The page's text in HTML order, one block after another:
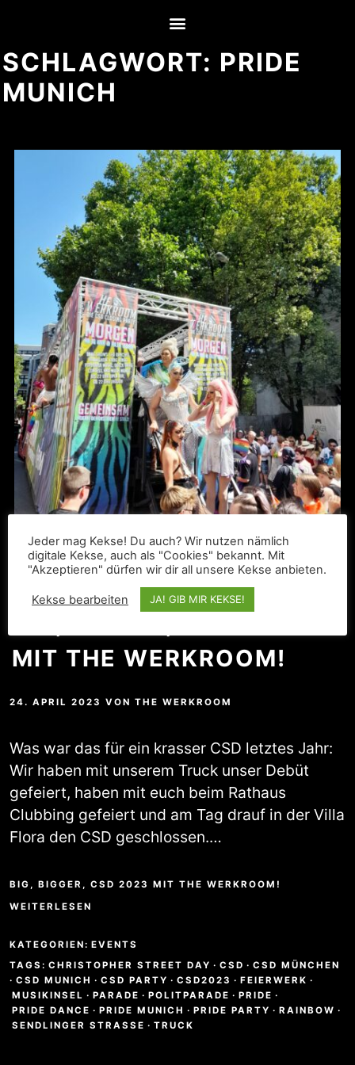
SCHLAGWORT: PRIDE
MUNICH
MIT THE WERKROOM!
24. APRIL 2023 VON THE WERKROOM
Was war das für ein krasser CSD letztes Jahr:
Wir haben mit unserem Truck unser Debüt
gefeiert, haben mit euch beim Rathaus
Clubbing gefeiert und am Tag drauf in der Villa
Flora den CSD geschlossen.…
BIG, BIGGER, CSD 2023 MIT THE WERKROOM!
WEITERLESEN
KATEGORIEN: EVENTS
TAGS: CHRISTOPHER STREET DAY · CSD · CSD MÜNCHEN
· CSD MUNICH · CSD PARTY · CSD2023 · FEIERWERK ·
MUSIKINSEL · PARADE · POLITPARADE · PRIDE ·
PRIDE DANCE · PRIDE MUNICH · PRIDE PARTY · RAINBOW ·
SENDLINGER STRASSE
· TRUCK
Jeder mag Kekse! Du auch? Wir nutzen nämlich
digitale Kekse, auch als "Cookies" bekannt. Mit
"Akzeptieren" dürfen wir dir all unsere Kekse anbieten.
Kekse bearbeiten JA! GIB MIR KEKSE!